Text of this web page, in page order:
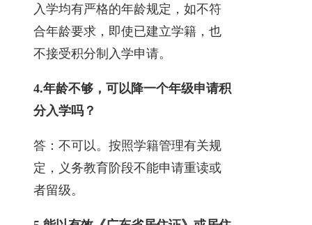
入学均有严格的年龄规定，如不符
合年龄要求，即使已建立学籍，也
不接受积分制入学申请。
4.年龄不够，可以降一个年级申请积
分入学吗？
答：不可以。按照学籍管理有关规
定，义务教育阶段不能申请重读或
者留级。